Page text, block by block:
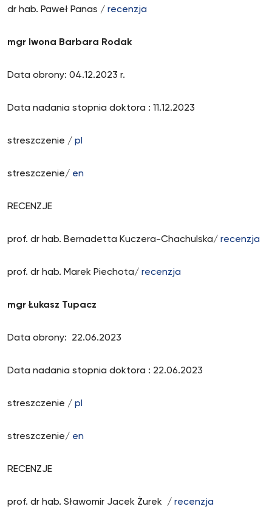
dr hab. Paweł Panas / recenzja
mgr I wona Barbara Rodak
Data obrony: 04.12.2023 r.
Data nadania stopnia doktora : 11.12.2023
streszczenie / pl
streszczenie/ en
RECENZJE
prof. dr hab. Bernadetta Kuczera-Chachulska/ recenzja
prof. dr hab. Marek Piechota/ recenzja
mgr Łukasz Tupacz
Data obrony: 22.06.2023
Data nadania stopnia doktora : 22.06.2023
streszczenie / pl
streszczenie/ en
RECENZJE
prof. dr hab. Sławomir Jacek Żurek / recenzja